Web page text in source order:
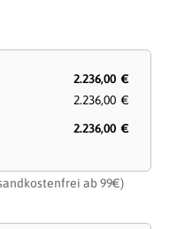
2.236,00 €
2.236,00 €
2.236,00 €
ab 99€)